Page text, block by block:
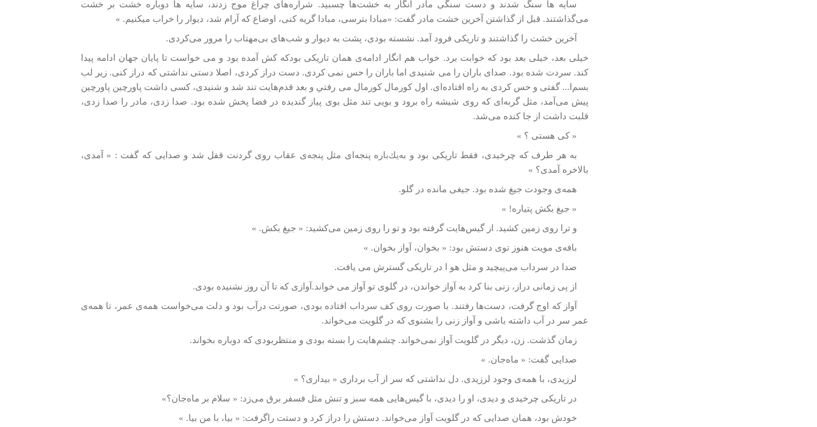
سایه­ ها سنگ شدند و دست سنگی‌ مادر انگار به خشت‌ها چسبيد. شراره‌های چراغ موج زدند، سايه ­ها دوباره خشت بر خشت
می‌گذاشتند. قبل از گذاشتن آخرین خشت مادر گفت: «مبادا بترسی، مبادا گریه کنی، اوضاع که آرام شد، دیوار را خراب می­کنیم. »
آخرين خشت را گذاشتند و تاريكی فرود آمد. نشسته بودی، پشت به ديوار و شب‌های بی‌مهتاب را مرور می‌كردی.
خيلی بعد، خيلی بعد بود كه خوابت برد. خواب هم انگار ادامه‌ی همان تاريكی بودكه كش ‌آمده بود و می خواست تا پايان جهان ادامه پيدا
كند. سردت شده بود. صدای باران را می­ شنیدی اما باران را حس نمی­ کردی. دست دراز كردی، اصلا دستی نداشتی كه دراز كنی. زير لب
بسم‌ا... گفتی و حس كردی به راه افتاده‌ای. اول كورمال كورمال می رفتي و بعد قدم‌هايت تند شد و شنیدی، كسی داشت پاورچين پاورچين
پيش می‌آمد، مثل گربه‌ای كه روی شيشه راه برود و بويی تند مثل بوی پياز گنديده در فضا پخش ‌شده بود. صدا زدی، مادر را صدا زدی،
قلبت داشت از جا كنده می‌شد.
« كی هستی ؟ »
به هر طرف كه چرخيدی، فقط تاريكی بود و به‌يك‌باره پنجه‌ای مثل پنجه‌ی عقاب روی گردنت قفل شد و صدايی كه گفت : « آمدی،
بالاخره آمدی؟ »
همه‌ی وجودت جيغ شده بود. جيغی مانده در گلو.
« جيغ بكش پتياره! »
و ترا روی زمين كشيد. از گيس‌هايت گرفته بود و تو را روی زمين می‌كشيد: « جيغ بكش. »
بافه‌ی مویت هنوز توی دستش بود: « بخوان، آواز بخوان. »
صدا در سرداب می‌پيچيد و مثل هو ا در تاریکی گسترش می­ یافت.
از پی زمانی دراز، زنی بنا کرد به آواز ‌خواندن، در گلوی تو آواز می ­خواند.آوازی كه تا آن روز نشنيده بودی.
آواز که اوج گرفت، دست‌ها رفتند. با صورت روی کف سرداب افتاده بودی، صورتت درآب بود و دلت می‌خواست همه‌ی عمر، تا همه‌ی
عمر سر در آب داشته باشی و آواز زنی را بشنوی كه در گلويت می‌خواند.
زمان گذشت. زن، ديگر در گلويت آواز نمی‌خواند. چشم‌هايت را بسته بودی و منتظربودی كه دوباره بخواند.
صدايی گفت: « ماه‌جان. »
لرزيدی، با همه‌ی وجود لرزيدی. دل نداشتی كه سر از آب برداری « بيداری؟ »
در تاريكی چرخيدی و ديدی، او را ديدی، با گيس‌هايی همه سبز و تنش مثل فسفر برق می‌زد: « سلام بر ماه‌جان؟»
خودش بود، همان صدایی كه در گلويت آواز می‌خواند. دستش را دراز كرد و دستت راگرفت: « بيا، با من بيا. »